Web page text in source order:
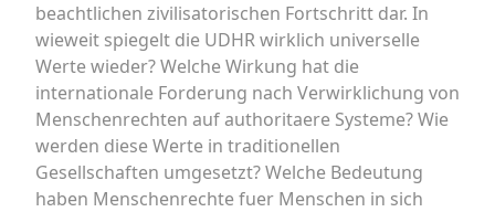
beachtlichen zivilisatorischen Fortschritt dar. In
wieweit spiegelt die UDHR wirklich universelle
Werte wieder? Welche Wirkung hat die
internationale Forderung nach Verwirklichung von
Menschenrechten auf authoritaere Systeme? Wie
werden diese Werte in traditionellen
Gesellschaften umgesetzt? Welche Bedeutung
haben Menschenrechte fuer Menschen in sich